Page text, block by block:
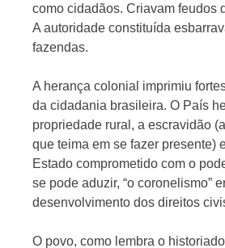
como cidadãos. Criavam feudos
A autoridade constituída
fazendas.
A herança colonial imprimiu
da cida­dania brasileira. O País
propriedade rural, a escra­vidão
que teima em se fazer presente)
Estado comprometido com o
se pode aduzir, “o coronelismo”
desenvolvimento dos direitos
O povo, como lembra o